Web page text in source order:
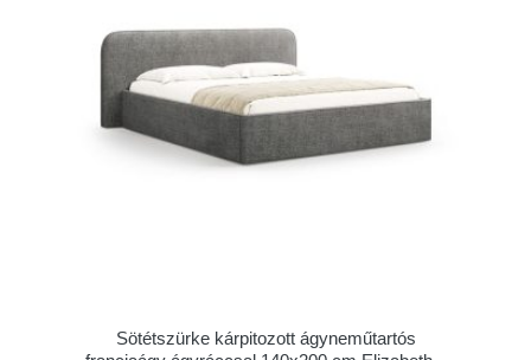
Sötétszürke kárpitozott ágyneműtartós